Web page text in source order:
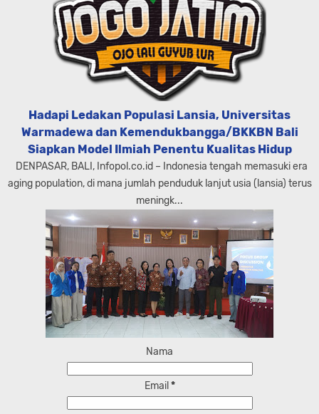
Hadapi Ledakan Populasi Lansia, Universitas
Warmadewa dan Kemendukbangga/BKKBN Bali
Siapkan Model Ilmiah Penentu Kualitas Hidup
DENPASAR, BALI, Infopol.co.id – Indonesia tengah memasuki era
aging population, di mana jumlah penduduk lanjut usia (lansia) terus
meningk...
Nama
Email *